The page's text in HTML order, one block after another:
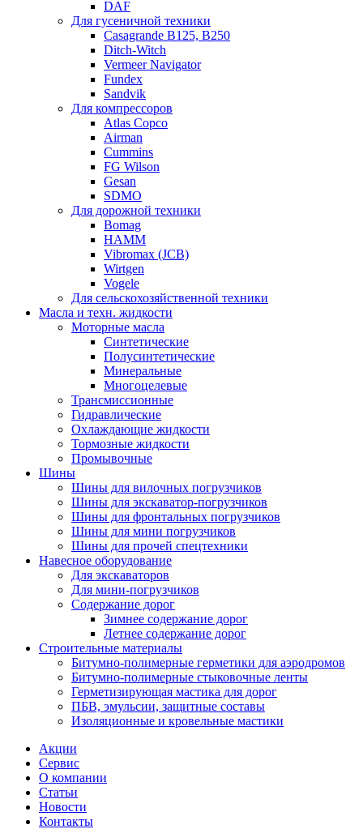
DAF
Для гусеничной техники
Casagrande B125, B250
Ditch-Witch
Vermeer Navigator
Fundex
Sandvik
Для компрессоров
Atlas Copco
Airman
Cummins
FG Wilson
Gesan
SDMO
Для дорожной техники
Bomag
HAMM
Vibromax (JCB)
Wirtgen
Vogele
Для сельскохозяйственной техники
Масла и техн. жидкости
Моторные масла
Синтетические
Полусинтетические
Минеральные
Многоцелевые
Трансмиссионные
Гидравлические
Охлаждающие жидкости
Тормозные жидкости
Промывочные
Шины
Шины для вилочных погрузчиков
Шины для экскаватор-погрузчиков
Шины для фронтальных погрузчиков
Шины для мини погрузчиков
Шины для прочей спецтехники
Навесное оборудование
Для экскаваторов
Для мини-погрузчиков
Содержание дорог
Зимнее содержание дорог
Летнее содержание дорог
Строительные материалы
Битумно-полимерные герметики для аэродромов
Битумно-полимерные стыковочные ленты
Герметизирующая мастика для дорог
ПБВ, эмульсии, защитные составы
Изоляционные и кровельные мастики
Акции
Сервис
О компании
Статьи
Новости
Контакты